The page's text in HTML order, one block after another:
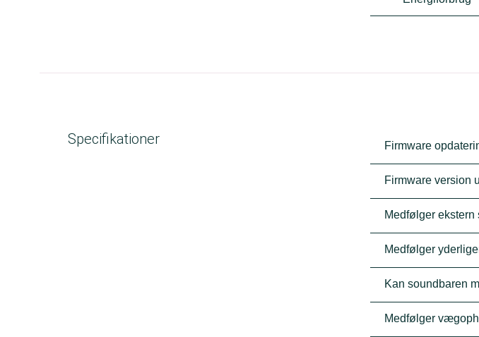
Specifikationer Firmware
Firmware version
Medfølger ekstern
Medfølger
Kan soundbaren
Medfølger